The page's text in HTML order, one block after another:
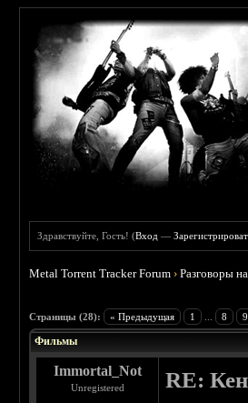
Здравствуйте, Гость! (Вход —
Metal Torrent Tracker Forum ›Разговоры
Страницы (28): « Предыдущая 1 8 9
Фильмы
Immortal_Not
Unregistered RE: